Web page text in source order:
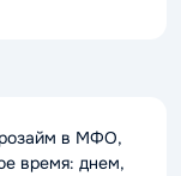
в МФО,
время: днем,